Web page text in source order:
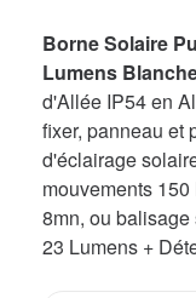
Borne Solaire
Lumens
d'Allée IP54 en
fixer, panneau et
d'éclairage
mouvements
8mn, ou
23 Lumens +